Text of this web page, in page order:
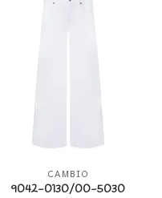
CAMBIO
9042-0130/00-5030